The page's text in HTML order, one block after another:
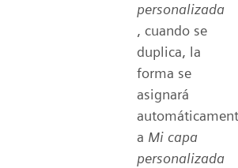
personalizada
, cuando se
duplica, la
forma se
asignará
a Mi capa
personalizada